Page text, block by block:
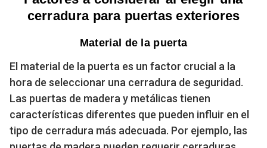
cerradura para puertas exteriores
Material de la puerta
El material de la puerta es un factor crucial a la
hora de seleccionar una cerradura de seguridad.
Las puertas de madera y metálicas tienen
características diferentes que pueden influir en el
tipo de cerradura más adecuada. Por ejemplo, las